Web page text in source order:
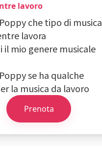
lavoro
che tipo di musica
lavora
il mio genere musicale
se ha qualche
la musica da lavoro
Prenota